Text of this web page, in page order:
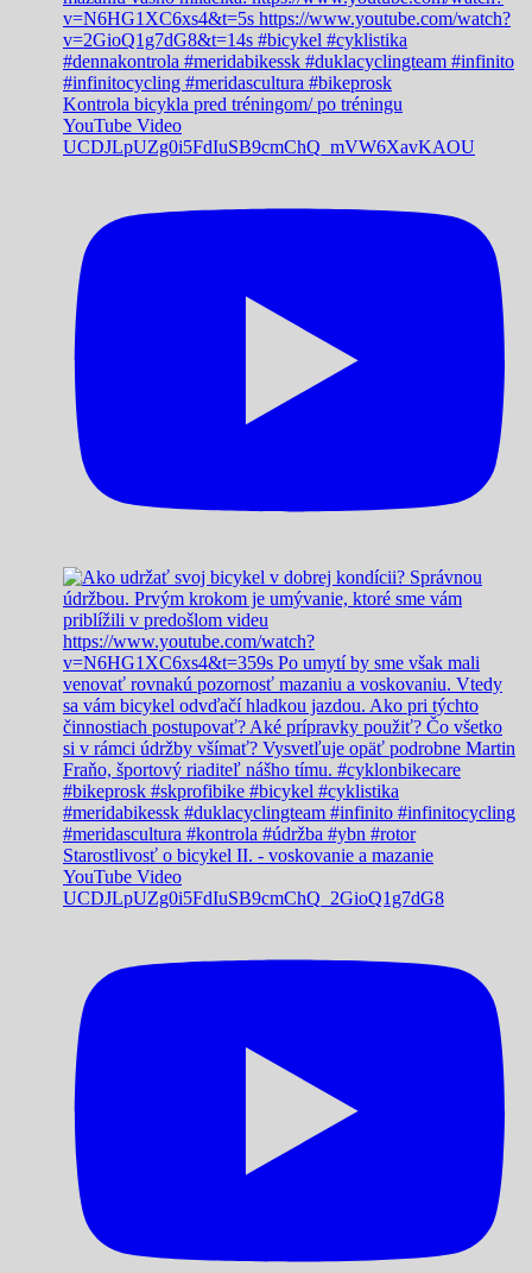
Kontrola bicykla pred tréningom/ po tréningu
YouTube Video
UCDJLpUZg0i5FdIuSB9cmChQ_mVW6XavKAOU
Starostlivosť o bicykel II. - voskovanie a mazanie
YouTube Video
UCDJLpUZg0i5FdIuSB9cmChQ_2GioQ1g7dG8